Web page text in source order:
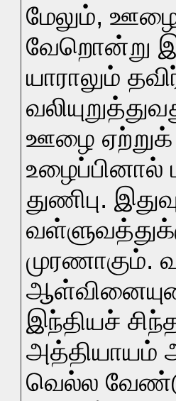
மேலும்,
வேறொன்று
யாராலும்
ஊழை
துணிபு.
முரணாகும்.
இந்தியச்
அத்தியாயம்
வெல்ல